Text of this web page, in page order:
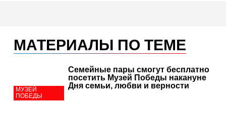
МАТЕРИАЛЫ ПО ТЕМЕ
МУЗЕЙ
ПОБЕДЫ
Семейные пары смогут бесплатно
посетить Музей Победы накануне
Дня семьи, любви и верности